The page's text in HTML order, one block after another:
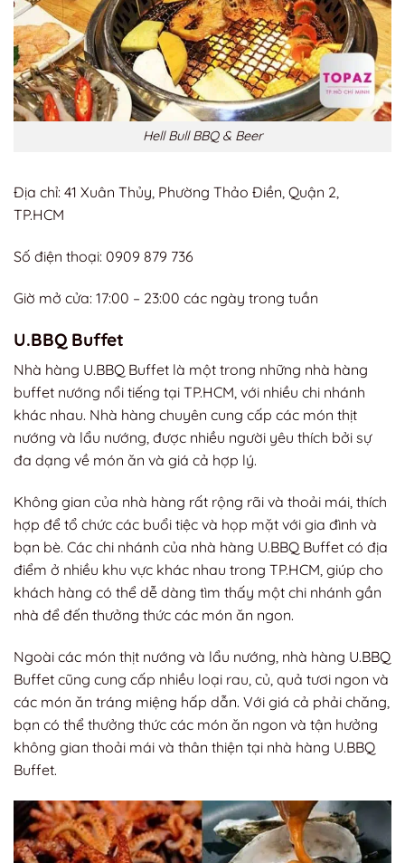
Hell Bull BBQ & Beer
Địa chỉ: 41 Xuân Thủy, Phường Thảo Điền, Quận 2,
TP.HCM
Số điện thoại: 0909 879 736
Giờ mở cửa: 17:00 – 23:00 các ngày trong tuần
U.BBQ Buffet
Nhà hàng U.BBQ Buffet là một trong những nhà hàng
buffet nướng nổi tiếng tại TP.HCM, với nhiều chi nhánh
khác nhau. Nhà hàng chuyên cung cấp các món thịt
nướng và lẩu nướng, được nhiều người yêu thích bởi sự
đa dạng về món ăn và giá cả hợp lý.
Không gian của nhà hàng rất rộng rãi và thoải mái, thích
hợp để tổ chức các buổi tiệc và họp mặt với gia đình và
bạn bè. Các chi nhánh của nhà hàng U.BBQ Buffet có địa
điểm ở nhiều khu vực khác nhau trong TP.HCM, giúp cho
khách hàng có thể dễ dàng tìm thấy một chi nhánh gần
nhà để đến thưởng thức các món ăn ngon.
Ngoài các món thịt nướng và lẩu nướng, nhà hàng U.BBQ
Buffet cũng cung cấp nhiều loại rau, củ, quả tươi ngon và
các món ăn tráng miệng hấp dẫn. Với giá cả phải chăng,
bạn có thể thưởng thức các món ăn ngon và tận hưởng
không gian thoải mái và thân thiện tại nhà hàng U.BBQ
Buffet.